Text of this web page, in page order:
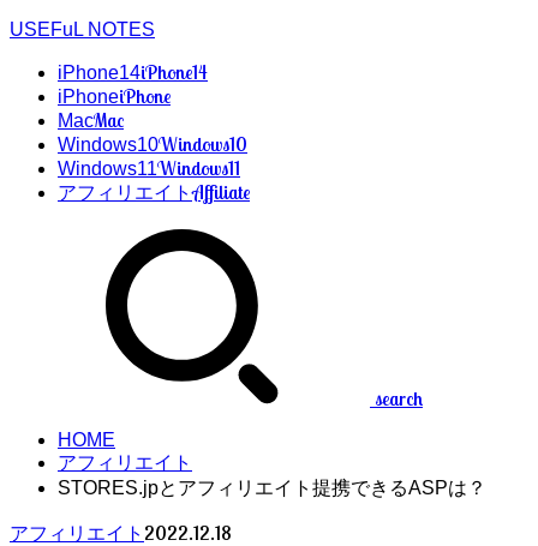
USEFuL NOTES
iPhone14iPhone14
iPhoneiPhone
MacMac
Windows10Windows10
Windows11Windows11
アフィリエイトAffiliate
search
HOME
アフィリエイト
STORES.jpとアフィリエイト提携できるASPは？
アフィリエイト 2022.12.18